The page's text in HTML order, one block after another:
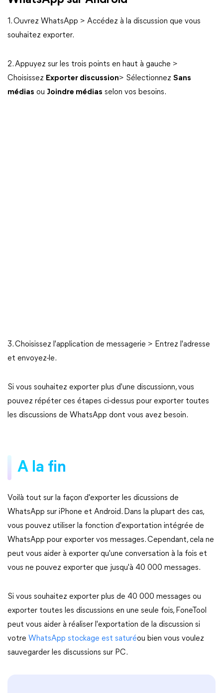
1. Ouvrez WhatsApp > Accédez à la discussion que vous
souhaitez exporter.
2. Appuyez sur les trois points en haut à gauche >
Choisissez Exporter discussion> Sélectionnez Sans
médias ou Joindre médias selon vos besoins.
3. Choisissez l'application de messagerie > Entrez l'adresse
et envoyez-le.
Si vous souhaitez exporter plus d'une discussionn, vous
pouvez répéter ces étapes ci-dessus pour exporter toutes
les discussions de WhatsApp dont vous avez besoin.
A la fin
Voilà tout sur la façon d'exporter les dicussions de
WhatsApp sur iPhone et Android. Dans la plupart des cas,
vous pouvez utiliser la fonction d'exportation intégrée de
WhatsApp pour exporter vos messages. Cependant, cela ne
peut vous aider à exporter qu'une conversation à la fois et
vous ne pouvez exporter que jusqu'à 40 000 messages.
Si vous souhaitez exporter plus de 40 000 messages ou
exporter toutes les discussions en une seule fois, FoneTool
peut vous aider à réaliser l'exportation de la discussion si
votre WhatsApp stockage est saturéou bien vous voulez
sauvegarder les discussions sur PC.